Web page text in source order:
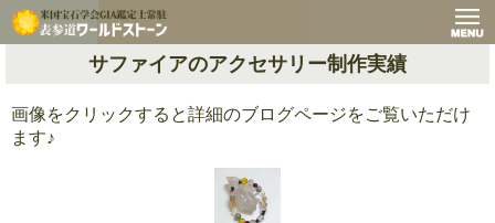
サファイアのアクセサリー制作実績
画像をクリックすると詳細のブログページをご覧いただけ
ます♪